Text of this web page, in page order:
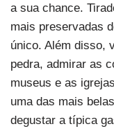
a sua chance.
mais preservadas
único. Além disso,
pedra, admirar as
museus e as
uma das mais
degustar a típica